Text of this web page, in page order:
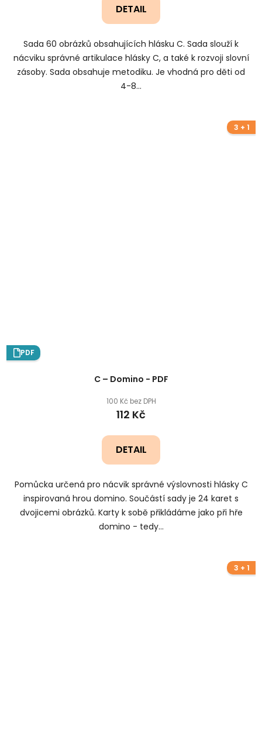
DETAIL
Sada 60 obrázků obsahujících hlásku C. Sada slouží k
nácviku správné artikulace hlásky C, a také k rozvoji slovní
zásoby. Sada obsahuje metodiku. Je vhodná pro děti od
4-8...
3 + 1
PDF
C – Domino - PDF
100 Kč bez DPH
112 Kč
DETAIL
Pomůcka určená pro nácvik správné výslovnosti hlásky C
inspirovaná hrou domino. Součástí sady je 24 karet s
dvojicemi obrázků. Karty k sobě přikládáme jako při hře
domino - tedy...
3 + 1